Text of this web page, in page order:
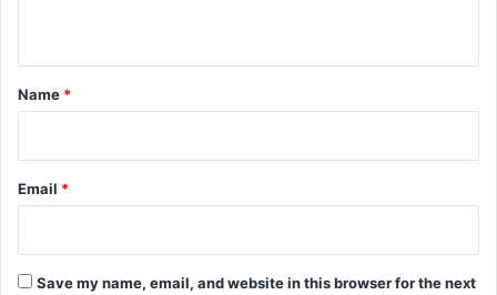
*
Name *
Email *
Save my name, email, and website in this browser for the next